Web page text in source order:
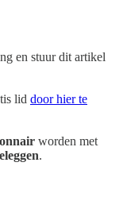
en stuur dit artikel
lid door hier te
worden met
.